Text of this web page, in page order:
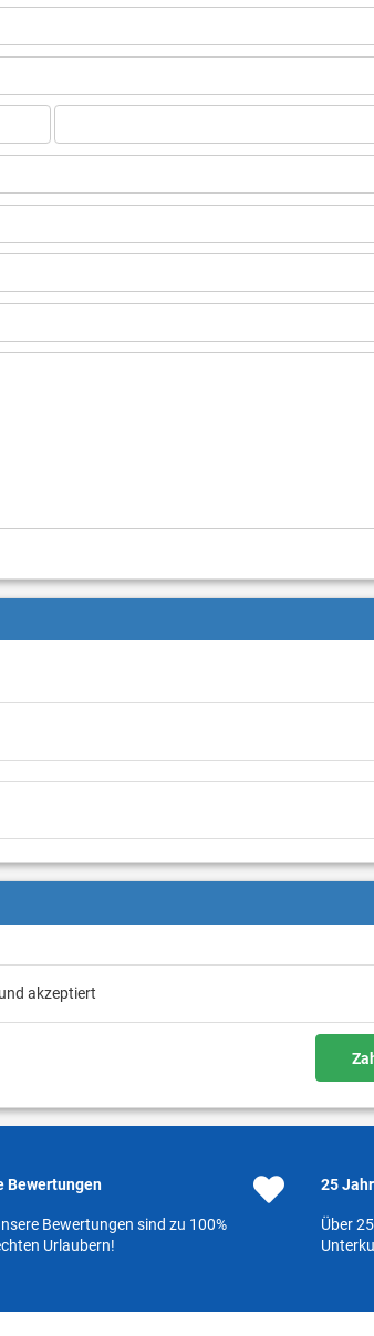
akzeptiert
Bewertungen
Bewertungen sind zu 100%
Urlaubern!
25
Über